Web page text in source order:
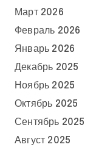
Март 2026
Февраль 2026
Январь 2026
Декабрь 2025
Ноябрь 2025
Октябрь 2025
Сентябрь 2025
Август 2025